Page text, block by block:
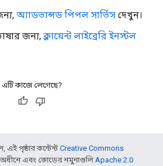
অ্যাডভান্সড পিপল সার্ভিস দেখুন।
জন্য,ক্লায়েন্ট লাইব্রেরি ইনস্টল
এটি কাজে লেগেছে?
এই পৃষ্ঠার কন্টেন্ট Creative Commons
এবং কোডের নমুনাগুলিApache 2.0